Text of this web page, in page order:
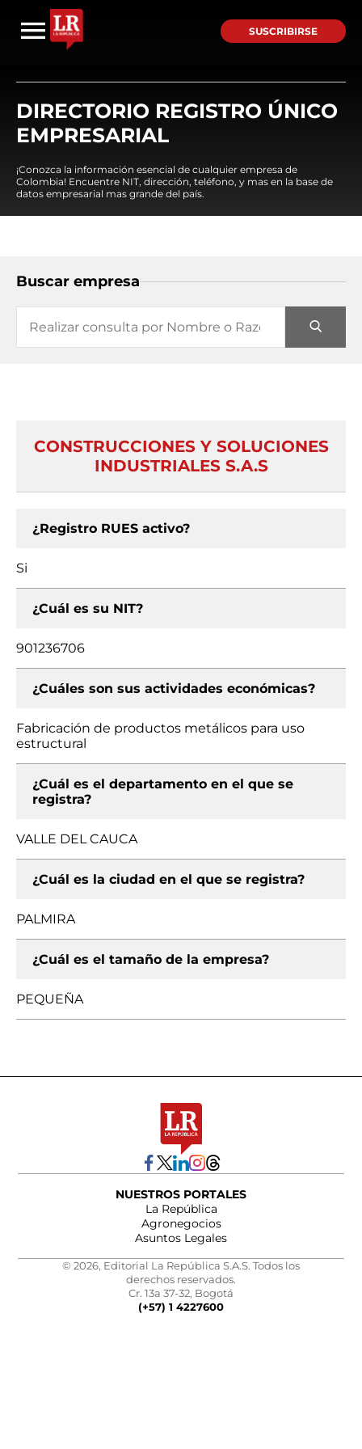
SUSCRIBIRSE
DIRECTORIO REGISTRO ÚNICO
EMPRESARIAL
¡Conozca la información esencial de cualquier empresa de
Colombia! Encuentre NIT, dirección, teléfono, y mas en la base de
datos empresarial mas grande del país.
Buscar empresa
CONSTRUCCIONES Y SOLUCIONES
INDUSTRIALES S.A.S
¿Registro RUES activo?
Si
¿Cuál es su NIT?
901236706
¿Cuáles son sus actividades económicas?
Fabricación de productos metálicos para uso
estructural
¿Cuál es el departamento en el que se
registra?
VALLE DEL CAUCA
¿Cuál es la ciudad en el que se registra?
PALMIRA
¿Cuál es el tamaño de la empresa?
PEQUEÑA
NUESTROS PORTALES
La República
Agronegocios
Asuntos Legales
© 2026, Editorial La República S.A.S. Todos los
derechos reservados.
Cr. 13a 37-32, Bogotá
(+57) 1 4227600